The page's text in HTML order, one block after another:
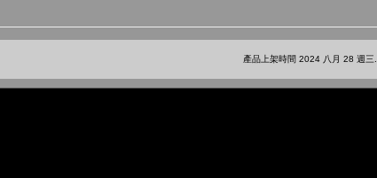
產品上架時間 2024 八月 28 週三.